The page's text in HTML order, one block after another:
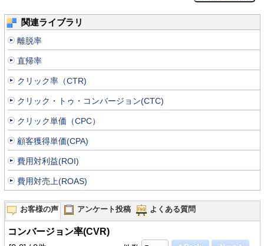
関連ライブラリ
離脱率
直帰率
クリック率（CTR)
クリック・トゥ・コンバージョン(CTC)
クリック単価（CPC）
顧客獲得単価(CPA)
費用対利益(ROI)
費用対売上(ROAS)
お客様の声 アンケート投稿 よくある質問
コンバージョン率(CVR)